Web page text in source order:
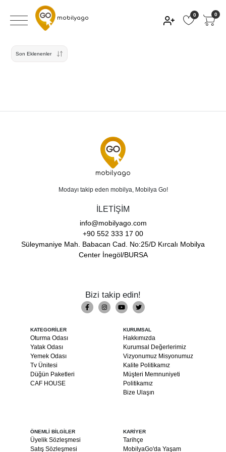
mobilyago 0 0
Son Eklenenler
mobilyago
Modayı takip eden mobilya, Mobilya Go!
İLETİŞİM
info@mobilyago.com
+90 552 333 17 00
Süleymaniye Mah. Babacan Cad. No:25/D Kırcalı Mobilya
Center İnegöl/BURSA
Bizi takip edin!
KATEGORİLER
Oturma Odası
Yatak Odası
Yemek Odası
Tv Ünitesi
Düğün Paketleri
CAF HOUSE
KURUMSAL
Hakkımızda
Kurumsal Değerlerimiz
Vizyonumuz Misyonumuz
Kalite Politikamız
Müşteri Memnuniyeti
Politikamız
Bize Ulaşın
ÖNEMLİ BİLGİLER
Üyelik Sözleşmesi
Satış Sözleşmesi
KARİYER
Tarihçe
MobilyaGo'da Yaşam